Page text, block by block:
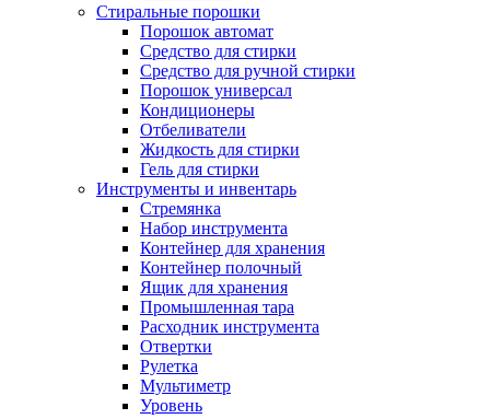
Стиральные порошки
Порошок автомат
Средство для стирки
Средство для ручной стирки
Порошок универсал
Кондиционеры
Отбеливатели
Жидкость для стирки
Гель для стирки
Инструменты и инвентарь
Стремянка
Набор инструмента
Контейнер для хранения
Контейнер полочный
Ящик для хранения
Промышленная тара
Расходник инструмента
Отвертки
Рулетка
Мультиметр
Уровень